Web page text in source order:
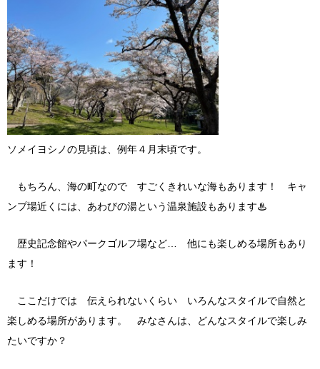
ソメイヨシノの見頃は、例年４月末頃です。
もちろん、海の町なので すごくきれいな海もあります！ キャ
ンプ場近くには、あわびの湯という温泉施設もあります♨
歴史記念館やパークゴルフ場など… 他にも楽しめる場所もあり
ます！
ここだけでは 伝えられないくらい いろんなスタイルで自然と
楽しめる場所があります。 みなさんは、どんなスタイルで楽しみ
たいですか？